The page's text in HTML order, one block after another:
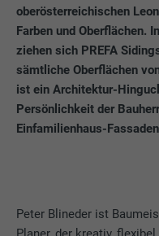
oberösterreichischen
Farben und Oberflächen.
ziehen sich PREFA
sämtliche Oberflächen
ist ein Architektur-
Persönlichkeit der
Einfamilienhaus-
Peter Blineder ist